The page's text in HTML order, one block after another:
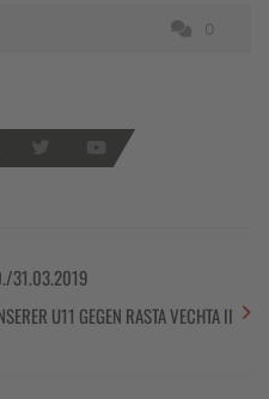
0
31.03.2019
U11 GEGEN RASTA VECHTA II